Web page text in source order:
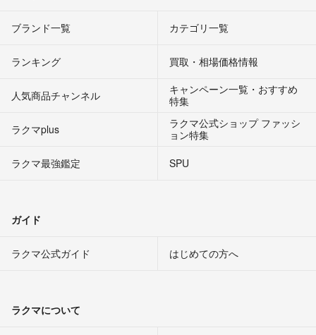
ブランド一覧 カテゴリ一覧
ランキング 買取・相場価格情報
人気商品チャンネル
キャンペーン一覧・おすすめ
特集
ラクマplus
ラクマ公式ショップ ファッシ
ョン特集
ラクマ最強鑑定
SPU
ガイド
ラクマ公式ガイド はじめての方へ
ラクマについて